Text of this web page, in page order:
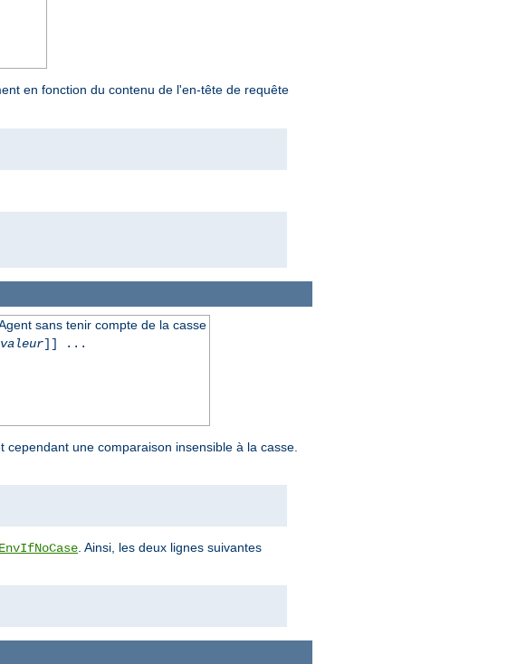
en fonction du contenu de l'en-tête de requête
sans tenir compte de la casse
valeur]] ...
cependant une comparaison insensible à la casse.
. Ainsi, les deux lignes suivantes